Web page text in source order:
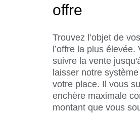
offre
Trouvez l’objet de
l’offre la plus élevée.
suivre la vente
laisser notre
votre place. Il vous
enchère maximale
montant que vous